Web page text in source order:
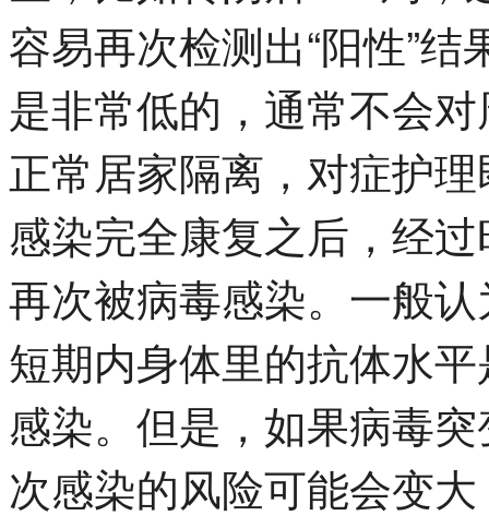
容易再次检测出“阳性”结
是非常低的，通常不会
正常居家隔离，对症护
感染完全康复之后，经
再次被病毒感染。一般
短期内身体里的抗体水
感染。但是，如果病毒
次感染的风险可能会变